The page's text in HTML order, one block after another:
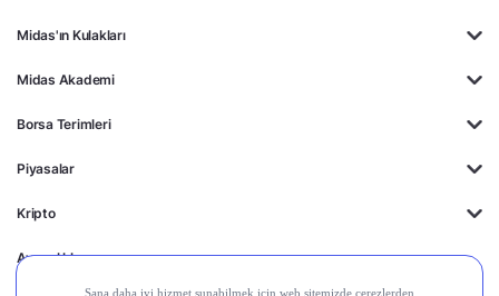
Midas'ın Kulakları
Midas Akademi
Borsa Terimleri
Piyasalar
Kripto
Ayrıcalıklar